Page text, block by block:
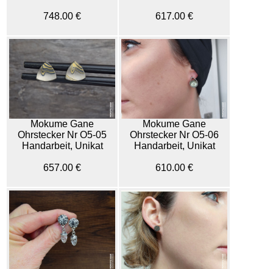
748.00 € 617.00 €
Mokume Gane
Ohrstecker Nr O5-05
Handarbeit, Unikat
657.00 €
Mokume Gane
Ohrstecker Nr O5-06
Handarbeit, Unikat
610.00 €